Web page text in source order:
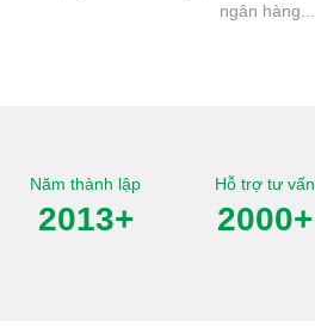
ngân hàng...
Năm thành lập
2013+
Hỗ trợ tư vấn
2000+